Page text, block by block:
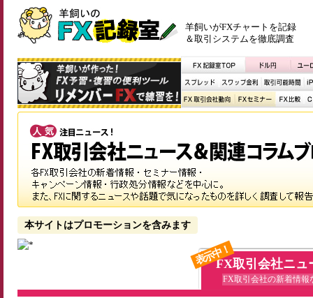
羊飼いがFXチャートを記録
＆取引システムを徹底調査
本サイトはプロモーションを含みます
表示中！FX取引会社ニュ
FX取引会社の新着情報